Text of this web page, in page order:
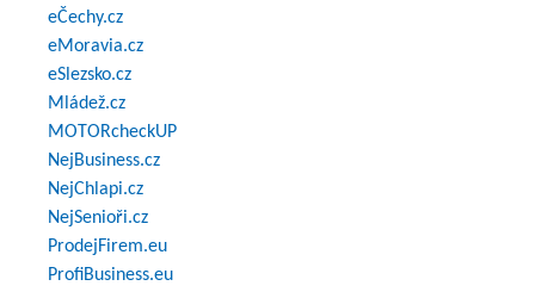
eČechy.cz
eMoravia.cz
eSlezsko.cz
Mládež.cz
MOTORcheckUP
NejBusiness.cz
NejChlapi.cz
NejSenioři.cz
ProdejFirem.eu
ProfiBusiness.eu